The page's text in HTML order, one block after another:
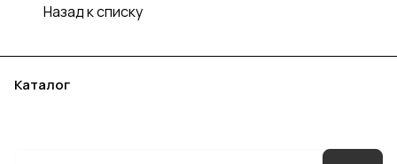
Назад к списку
Каталог